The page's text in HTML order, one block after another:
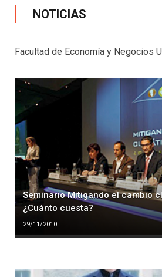
NOTICIAS
Facultad de Economía y Negocios
Seminario Mitigando el cambio
¿Cuánto cuesta?
29/11/2010